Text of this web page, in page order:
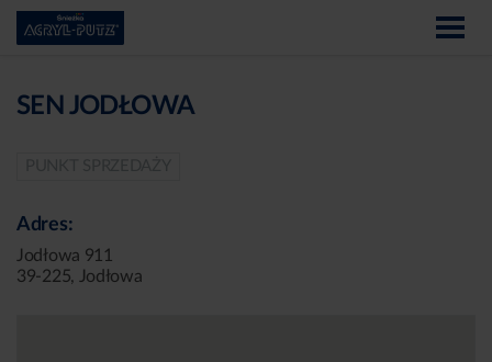
SEN JODŁOWA
Adres:
Jodłowa 911
39-225, Jodłowa